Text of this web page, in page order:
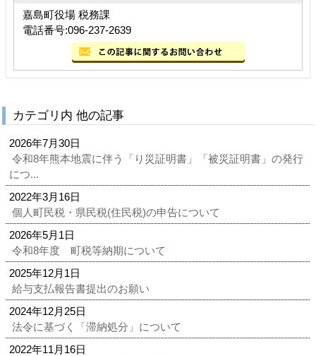
嘉島町役場 税務課
電話番号:096-237-2639
カテゴリ内 他の記事
2026年7月30日
令和8年熊本地震に伴う「り災証明書」「被災証明書」の発行
につ...
2022年3月16日
個人町民税・県民税(住民税)の申告について
2026年5月1日
令和8年度 町税等納期について
2025年12月1日
給与支払報告書提出のお願い
2024年12月25日
法令に基づく「滞納処分」について
2022年11月16日